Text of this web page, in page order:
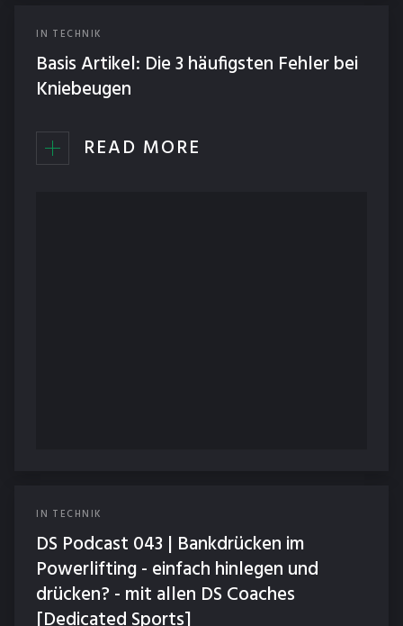
IN TECHNIK
Basis Artikel: Die 3 häufigsten Fehler bei
Kniebeugen
READ MORE
IN TECHNIK
DS Podcast 043 | Bankdrücken im
Powerlifting - einfach hinlegen und
drücken? - mit allen DS Coaches